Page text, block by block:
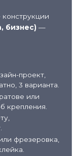
бизнес) —
проект,
3 варианта.
или
крепления.
фрезеровка,